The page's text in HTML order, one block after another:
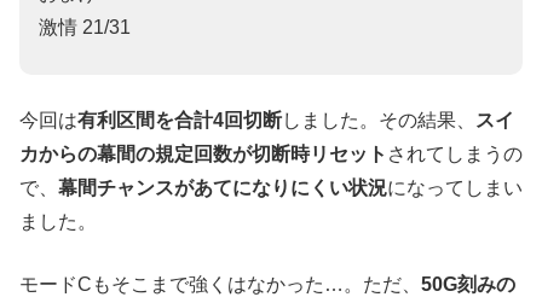
激情 21/31
今回は有利区間を合計4回切断しました。その結果、
スイ
カからの幕間の規定回数が切断時リセット されてしまうの
で、 幕間チャンスがあてになりにくい状況になってしまい
ました。
モードCもそこまで強くはなかった…。ただ、 50G刻みの